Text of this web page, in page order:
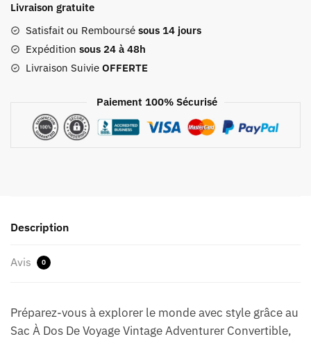
Dos
De
Voyage
Vintage
Livraison gratuite
Satisfait ou Remboursé sous 14 jours
Expédition sous 24 à 48h
Livraison Suivie OFFERTE
Paiement 100% Sécurisé
Description
Avis 0
Préparez-vous à explorer le monde avec style grâce au
Sac À Dos De Voyage Vintage Adventurer Convertible,